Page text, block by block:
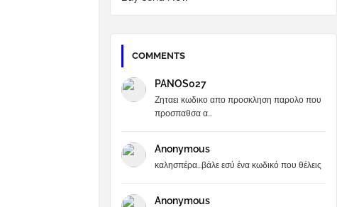
COMMENTS
PANOS027
Ζηταει κωδικο απο προσκληση παρολο που
προσπαθσα α...
Anonymous
καλησπέρα...βάλε εσύ ένα κωδικό που θέλεις
Anonymous